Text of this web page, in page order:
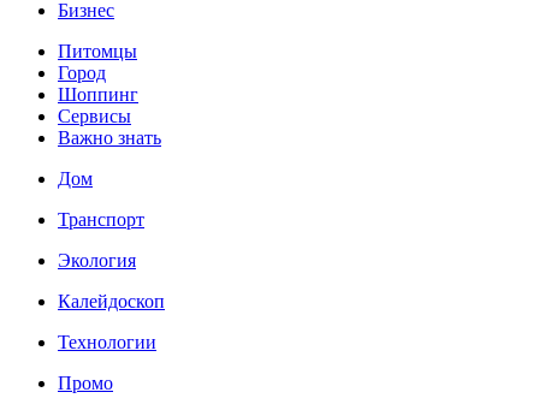
Бизнес
Питомцы
Город
Шоппинг
Сервисы
Важно знать
Дом
Транспорт
Экология
Калейдоскоп
Технологии
Промо